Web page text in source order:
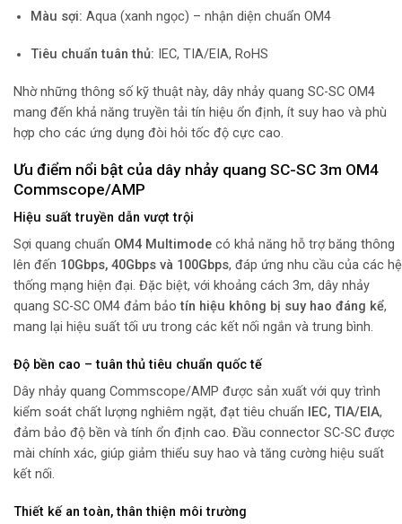
Màu sợi: Aqua (xanh ngọc) – nhận diện chuẩn OM4
Tiêu chuẩn tuân thủ: IEC, TIA/EIA, RoHS
Nhờ những thông số kỹ thuật này, dây nhảy quang SC-SC OM4
mang đến khả năng truyền tải tín hiệu ổn định, ít suy hao và phù
hợp cho các ứng dụng đòi hỏi tốc độ cực cao.
Ưu điểm nổi bật của dây nhảy quang SC-SC 3m OM4
Commscope/AMP
Hiệu suất truyền dẫn vượt trội
Sợi quang chuẩn OM4 Multimode có khả năng hỗ trợ băng thông
lên đến 10Gbps, 40Gbps và 100Gbps, đáp ứng nhu cầu của các hệ
thống mạng hiện đại. Đặc biệt, với khoảng cách 3m, dây nhảy
quang SC-SC OM4 đảm bảotín hiệu không bị suy hao đáng kể,
mang lại hiệu suất tối ưu trong các kết nối ngắn và trung bình.
Độ bền cao – tuân thủ tiêu chuẩn quốc tế
Dây nhảy quang Commscope/AMP được sản xuất với quy trình
kiểm soát chất lượng nghiêm ngặt, đạt tiêu chuẩn IEC, TIA/EIA,
đảm bảo độ bền và tính ổn định cao. Đầu connector SC-SC được
mài chính xác, giúp giảm thiểu suy hao và tăng cường hiệu suất
kết nối.
Thiết kế an toàn, thân thiện môi trường